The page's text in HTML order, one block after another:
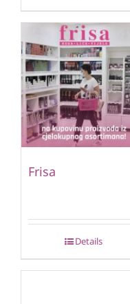
Frisa
Details